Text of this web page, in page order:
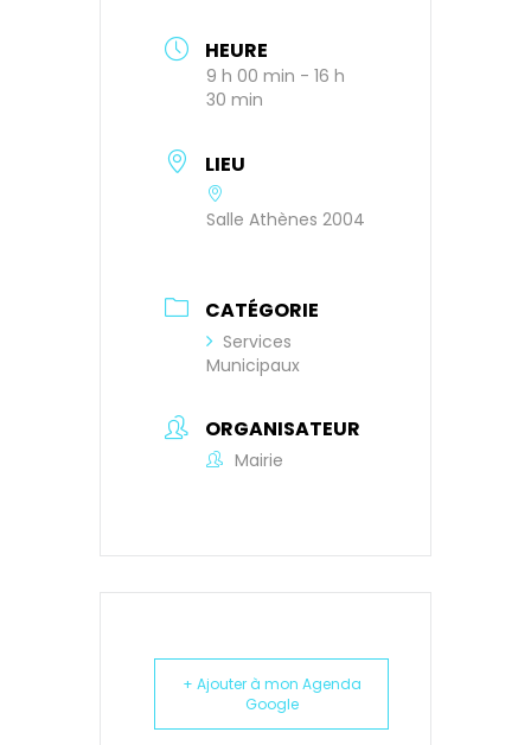
HEURE
9 h 00 min - 16 h
30 min
LIEU
Salle Athènes 2004
CATÉGORIE
Services
Municipaux
ORGANISATEUR
Mairie
+ Ajouter à mon Agenda
Google